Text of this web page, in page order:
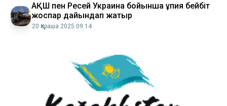
АҚШ пен Ресей Украина бойынша құпия бейбіт
жоспар дайындап жатыр
20 Қараша 2025 09:14